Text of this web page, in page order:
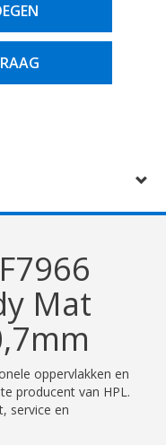
Mat
oppervlakken en
producent van HPL.
service en